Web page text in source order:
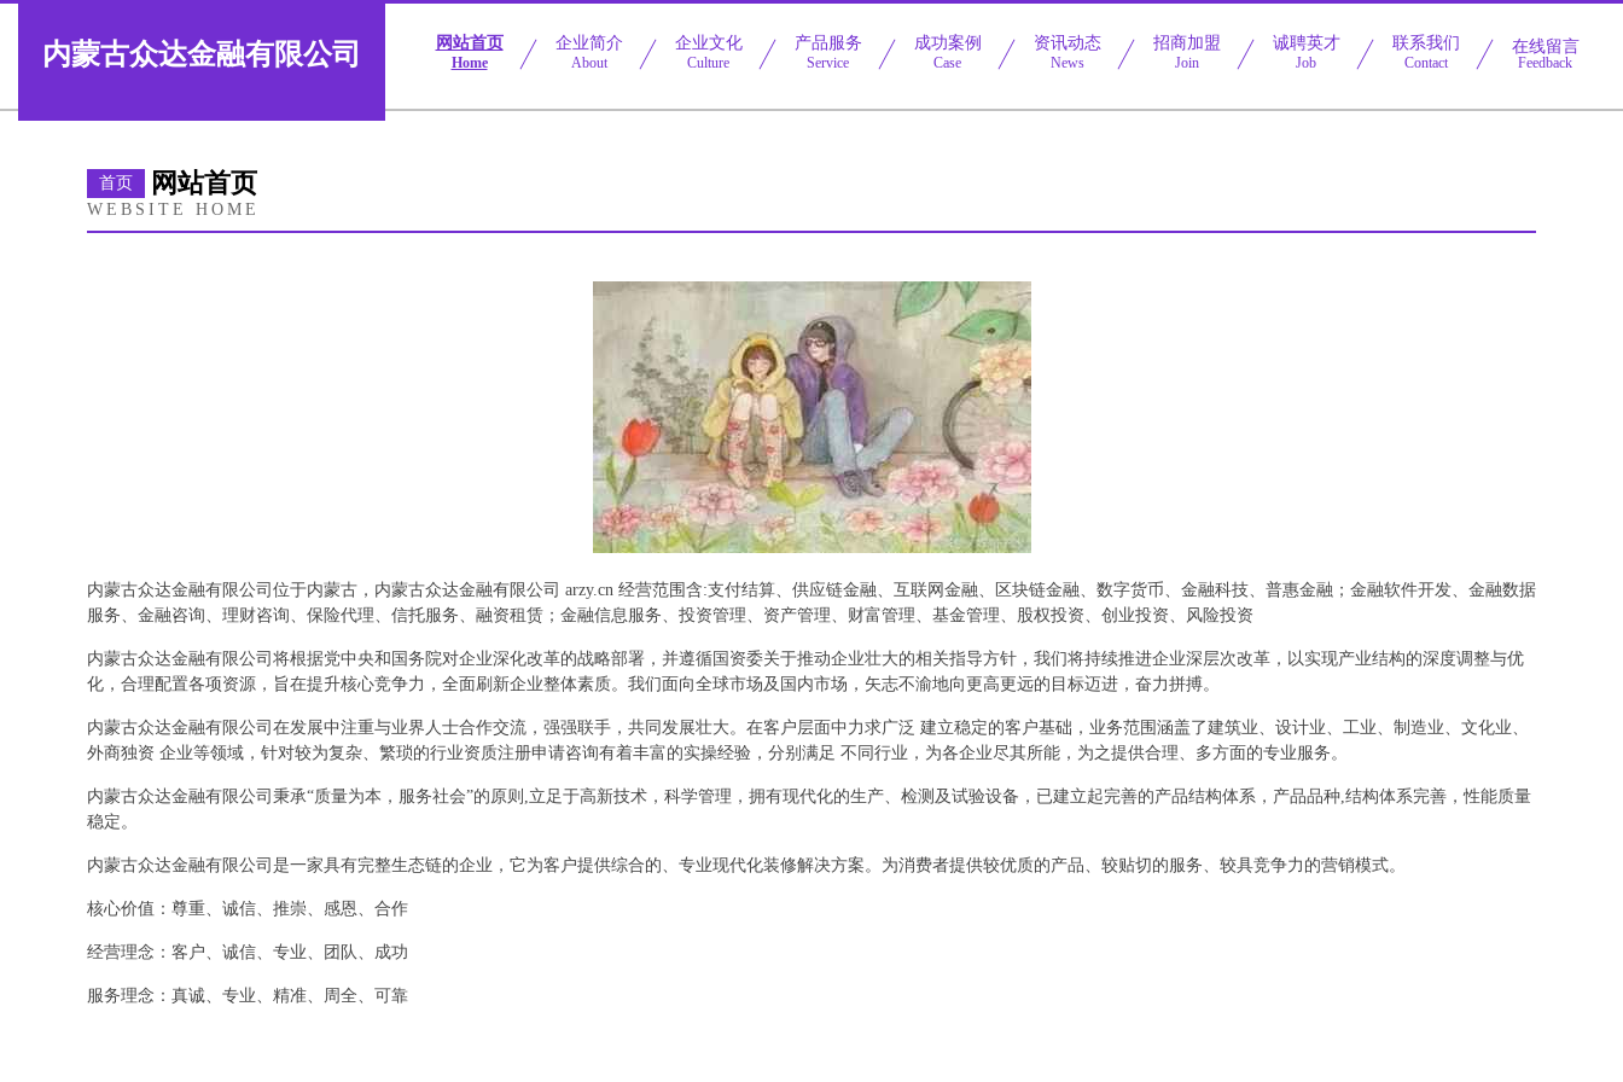
内蒙古众达金融有限公司 网站首页
Home
企业简介
About
企业文化
Culture
产品服务
Service
成功案例
Case
资讯动态
News
招商加盟
Join
诚聘英才
Job
联系我们
Contact
在线留言
Feedback
首页 网站首页
WEBSITE HOME
内蒙古众达金融有限公司位于内蒙古，内蒙古众达金融有限公司 arzy.cn 经营范围含:支付结算、供应链金融、互联网金融、区块链金融、数字货币、金融科技、普惠金融；金融软件开发、金融数据
服务、金融咨询、理财咨询、保险代理、信托服务、融资租赁；金融信息服务、投资管理、资产管理、财富管理、基金管理、股权投资、创业投资、风险投资
内蒙古众达金融有限公司将根据党中央和国务院对企业深化改革的战略部署，并遵循国资委关于推动企业壮大的相关指导方针，我们将持续推进企业深层次改革，以实现产业结构的深度调整与优
化，合理配置各项资源，旨在提升核心竞争力，全面刷新企业整体素质。我们面向全球市场及国内市场，矢志不渝地向更高更远的目标迈进，奋力拼搏。
内蒙古众达金融有限公司在发展中注重与业界人士合作交流，强强联手，共同发展壮大。在客户层面中力求广泛 建立稳定的客户基础，业务范围涵盖了建筑业、设计业、工业、制造业、文化业、
外商独资 企业等领域，针对较为复杂、繁琐的行业资质注册申请咨询有着丰富的实操经验，分别满足 不同行业，为各企业尽其所能，为之提供合理、多方面的专业服务。
内蒙古众达金融有限公司秉承“质量为本，服务社会”的原则,立足于高新技术，科学管理，拥有现代化的生产、检测及试验设备，已建立起完善的产品结构体系，产品品种,结构体系完善，性能质量
稳定。
内蒙古众达金融有限公司是一家具有完整生态链的企业，它为客户提供综合的、专业现代化装修解决方案。为消费者提供较优质的产品、较贴切的服务、较具竞争力的营销模式。
核心价值：尊重、诚信、推崇、感恩、合作
经营理念：客户、诚信、专业、团队、成功
服务理念：真诚、专业、精准、周全、可靠